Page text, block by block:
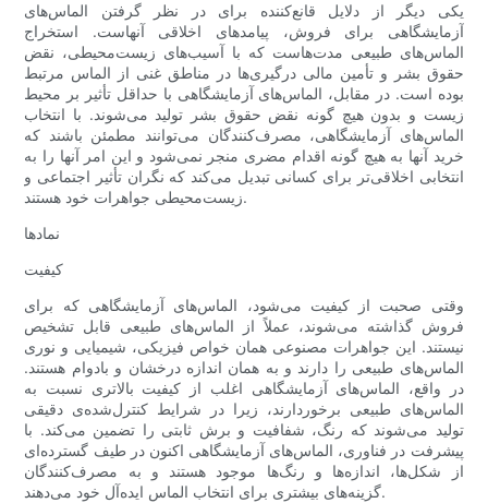
یکی دیگر از دلایل قانع‌کننده برای در نظر گرفتن الماس‌های
آزمایشگاهی برای فروش، پیامدهای اخلاقی آنهاست. استخراج
الماس‌های طبیعی مدت‌هاست که با آسیب‌های زیست‌محیطی، نقض
حقوق بشر و تأمین مالی درگیری‌ها در مناطق غنی از الماس مرتبط
بوده است. در مقابل، الماس‌های آزمایشگاهی با حداقل تأثیر بر محیط
زیست و بدون هیچ گونه نقض حقوق بشر تولید می‌شوند. با انتخاب
الماس‌های آزمایشگاهی، مصرف‌کنندگان می‌توانند مطمئن باشند که
خرید آنها به هیچ گونه اقدام مضری منجر نمی‌شود و این امر آنها را به
انتخابی اخلاقی‌تر برای کسانی تبدیل می‌کند که نگران تأثیر اجتماعی و
زیست‌محیطی جواهرات خود هستند.
نمادها
کیفیت
وقتی صحبت از کیفیت می‌شود، الماس‌های آزمایشگاهی که برای
فروش گذاشته می‌شوند، عملاً از الماس‌های طبیعی قابل تشخیص
نیستند. این جواهرات مصنوعی همان خواص فیزیکی، شیمیایی و نوری
الماس‌های طبیعی را دارند و به همان اندازه درخشان و بادوام هستند.
در واقع، الماس‌های آزمایشگاهی اغلب از کیفیت بالاتری نسبت به
الماس‌های طبیعی برخوردارند، زیرا در شرایط کنترل‌شده‌ی دقیقی
تولید می‌شوند که رنگ، شفافیت و برش ثابتی را تضمین می‌کند. با
پیشرفت در فناوری، الماس‌های آزمایشگاهی اکنون در طیف گسترده‌ای
از شکل‌ها، اندازه‌ها و رنگ‌ها موجود هستند و به مصرف‌کنندگان
گزینه‌های بیشتری برای انتخاب الماس ایده‌آل خود می‌دهند.